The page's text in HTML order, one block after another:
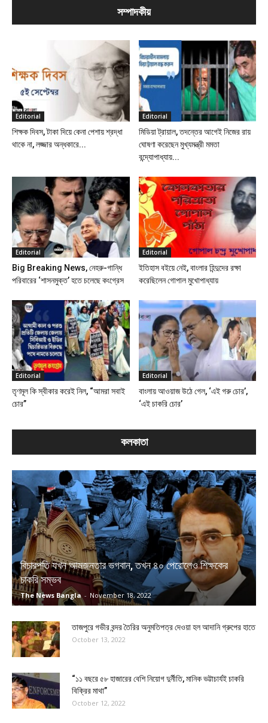
সম্পাদকীয়
Editorial
শিক্ষক দিবস, টাকা দিয়ে কেনা পেশায় শ্রদ্ধা
থাকে না, লজ্জার অন্ধকারে...
Editorial
মিডিয়া ট্রায়াল, তদন্তের আগেই নিজের রায়
ঘোষণা করেছেন মুখ্যমন্ত্রী মমতা
বন্দ্যোপাধ্যায়...
Editorial
Big Breaking News, নেহরু-গান্ধি
পরিবারের ‘শাসনমুক্ত’ হতে চলেছে কংগ্রেস
Editorial
ইতিহাস বইয়ে নেই, বাংলার হিন্দুদের রক্ষা
করেছিলেন গোপাল মুখোপাধ্যায়
Editorial
তৃণমূল কি স্বীকার করেই নিল, “আমরা সবাই
চোর”
Editorial
বাংলায় আওয়াজ উঠে গেল, ‘এই গরু চোর’,
‘এই চাকরি চোর’
কলকাতা
বিচারপতি যখন আমজনতার ভগবান, তখন ৪০ পেরোলেও শিক্ষকের
চাকরি সম্ভব
The News Bangla - November 18, 2022
তাজপুরে গভীর বন্দর তৈরির অনুমতিপত্র দেওয়া হল আদানি গ্রুপের হাতে
October 13, 2022
“১১ বছরে ৫৮ হাজারের বেশি নিয়োগ দুর্নীতি, মানিক ভট্টাচার্যই চাকরি
বিক্রির মাথা”
October 12, 2022